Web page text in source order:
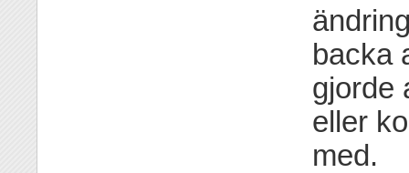
backa
gjorde
eller
med.